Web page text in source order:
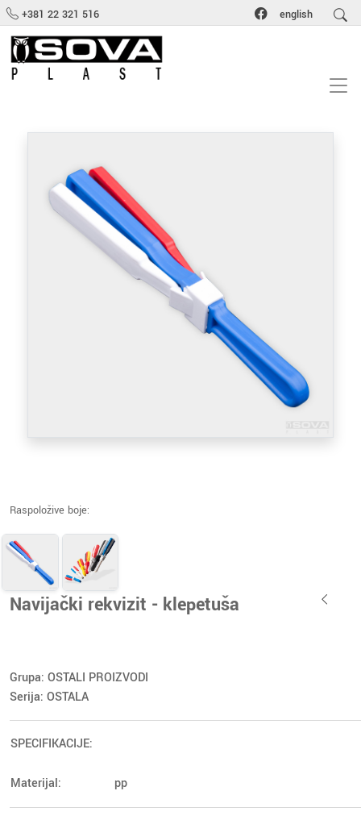
+381 22 321 516 english
Raspoložive boje:
Navijački rekvizit - klepetuša
Grupa: OSTALI PROIZVODI
Serija: OSTALA
SPECIFIKACIJE:
Materijal: pp